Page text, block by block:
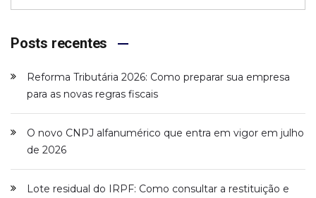
Posts recentes
Reforma Tributária 2026: Como preparar sua empresa
para as novas regras fiscais
O novo CNPJ alfanumérico que entra em vigor em julho
de 2026
Lote residual do IRPF: Como consultar a restituição e